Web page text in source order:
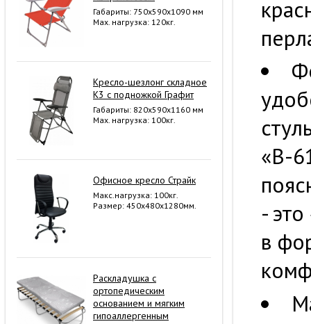
Габариты: 750x590x1090 мм
Мах. нагрузка: 120кг.
Кресло-шезлонг складное
К3 с подножкой Графит
Габариты: 820x590x1160 мм
Мах. нагрузка: 100кг.
Офисное кресло Страйк
Макс.нагрузка: 100кг.
Размер: 450х480х1280мм.
Раскладушка с
ортопедическим
основанием и мягким
гипоаллергенным
«В-
-
в